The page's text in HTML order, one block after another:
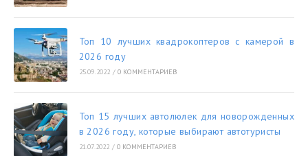
Топ 10 лучших квадрокоптеров с камерой в
2026 году
25.09.2022 / 0 КОММЕНТАРИЕВ
Топ 15 лучших автолюлек для новорожденных
в 2026 году, которые выбирают автотуристы
21.07.2022 / 0 КОММЕНТАРИЕВ